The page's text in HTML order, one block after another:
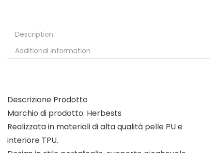
Description
Additional information
Descrizione Prodotto
Marchio di prodotto: Herbests
Realizzata in materiali di alta qualità pelle PU e
interiore TPU.